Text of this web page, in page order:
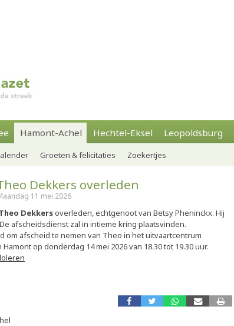
Hamont-Achel Hechtel-Eksel Leopoldsburg
Groeten & felicitaties Zoekertjes
Dekkers overleden
11 mei 2026
Theo Dekkersoverleden, echtgenoot van Betsy Pheninckx. Hij
De afscheidsdienst zal in intieme kring plaatsvinden.
om afscheid te nemen van Theo in het uitvaartcentrum
op donderdag 14 mei 2026 van 18.30 tot 19.30 uur.